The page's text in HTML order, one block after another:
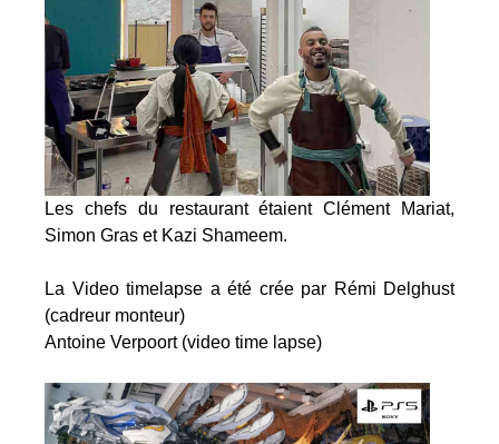
Les chefs du restaurant étaient Clément Mariat,
Simon Gras et Kazi Shameem.
La Video timelapse a été crée par Rémi Delghust
(cadreur monteur)
Antoine Verpoort (video time lapse)